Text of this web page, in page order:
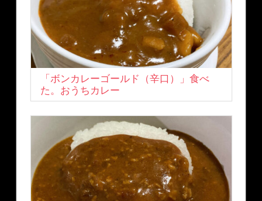
「ボンカレーゴールド（辛口）」食べ
た。おうちカレー